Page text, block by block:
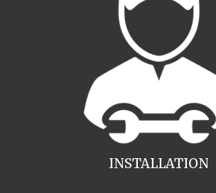
INSTALLATION